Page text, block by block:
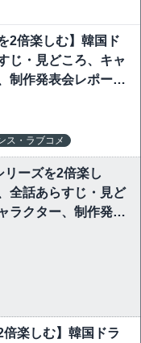
2倍楽しむ】韓国ド
じ・見どころ、キャ
制作発表会レポート
ス・ラブコメ
リーズを2倍楽し
全話あらすじ・見ど
ラクター、制作発表
倍楽しむ】韓国ドラ